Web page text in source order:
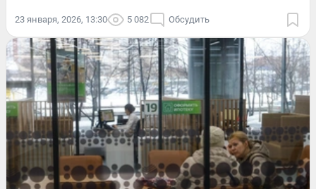
23 января, 2026, 13:30 5 082 Обсудить